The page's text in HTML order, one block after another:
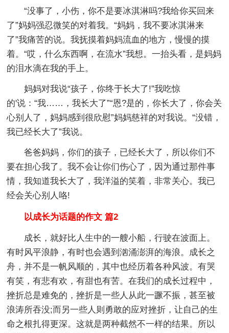
“没事了，小伤，你不是要冰淇淋吗?我给你买回来
了”妈妈强忍微笑的对着我。“妈妈，我不要冰淇淋来
了”我痛苦的说。我抚摸着妈妈流血的地方，慢慢的摸
着。“哎，什么东西啊，在流水”我想。一抬头看，是妈妈
的泪水滴在我的手上。
妈妈对我说“孩子，你终于长大了!”我吃惊
的'说：“我……，我长大了”“恩?是的，你长大了，你会关
心别人了，妈妈感到很欣慰”妈妈慈祥的对我说。“没错，
我已经长大了”我说。
爸爸妈妈，你们的孩子，已经长大了，所以你们不
要在担心我了。我不会让你们伤心了，因为通过那件事
情，我知道我长大了，我洋溢的笑着，非常关心。我已
经会关心别人咯!
以成长为话题的作文 篇2
成长，就好比人生中的一艘小船，行驶在波面上。
有时风平浪静，有时也会遇到汹涌澎湃的海浪。成长之
舟，并不是一帆风顺的，其中也经历着各种风波。有哭
有笑，有悲有欢，有甜也有苦。在我们的成长过程中，
挫折总是难免的，挫折是一些人从此一蹶不振，甚至被
浪涛所吞没;而另一些人则勇敢的应对挫折，让自己的生
命之根扎得更深。这就是两种截然不一样的结果。所以